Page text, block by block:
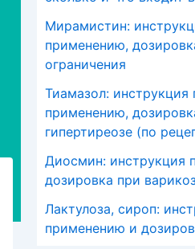
Мирамистин:
применению,
ограничения
Тиамазол: инструкция
применению,
гипертиреозе (по
Диосмин: инструкция
дозировка при
Лактулоза, сироп:
применению и